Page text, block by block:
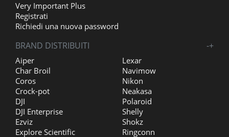
Very Important Plus
Registrati
Richiedi una nuova password
BRAND DISTRIBUITI +
-
Aiper
Char Broil
Coros
Crock-pot
DJI
DJI Enterprise
Ezviz
Explore Scientific
Lexar
Navimow
Nikon
Neakasa
Polaroid
Shelly
Shokz
Ringconn